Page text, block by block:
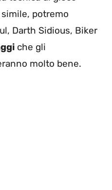
potremo
Darth Sidious, Biker
che gli
molto bene.